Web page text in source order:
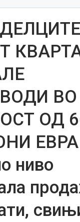
ВО
ОД
ЕВРА
ниво